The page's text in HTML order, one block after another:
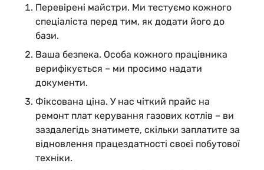
Перевірені майстри. Ми тестуємо кожного
спеціаліста перед тим, як додати його до
бази.
Ваша безпека. Особа кожного працівника
верифікується – ми просимо надати
документи.
Фіксована ціна. У нас чіткий прайс на
ремонт плат керування газових котлів – ви
заздалегідь знатимете, скільки заплатите за
відновлення працездатності своєї побутової
техніки.